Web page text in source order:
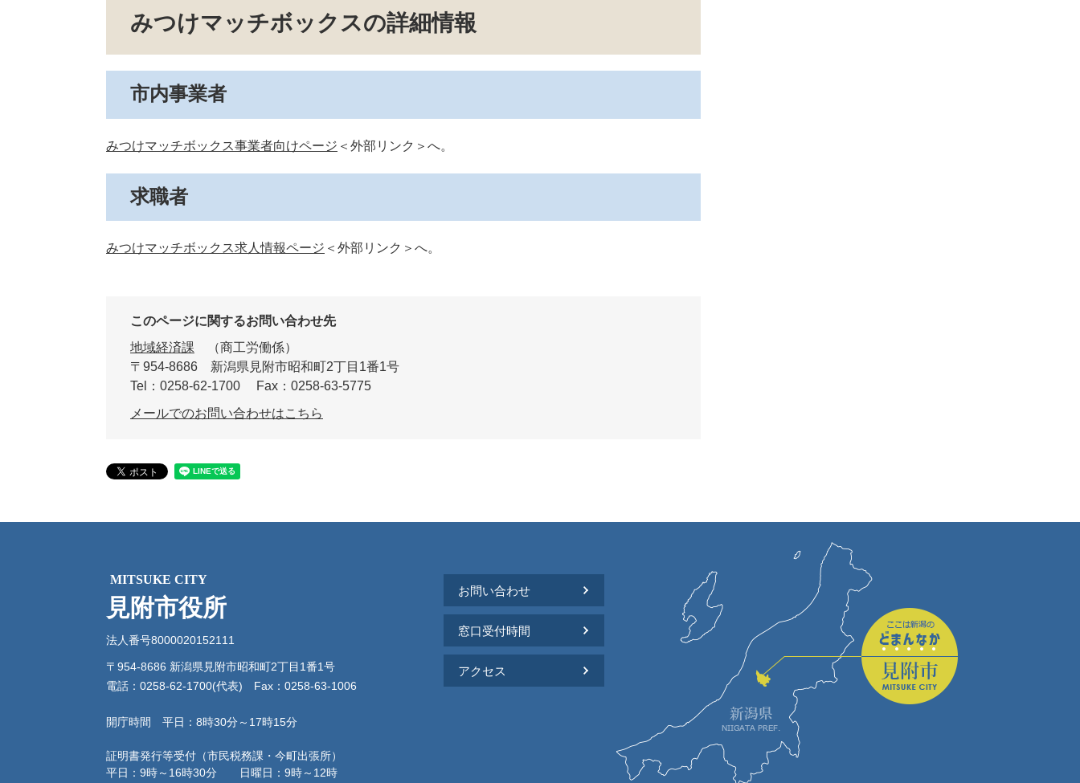
みつけマッチボックスの詳細情報
市内事業者
みつけマッチボックス事業者向けページ ＜外部リンク＞ へ。
求職者
みつけマッチボックス求人情報ページ ＜外部リンク＞ へ。
このページに関するお問い合わせ先
地域経済課
商工労働係
〒954-8686
新潟県見附市昭和町2丁目1番1号
Tel：0258-62-1700
Fax：0258-63-5775
メールでのお問い合わせはこちら
MITSUKE CITY
見附市役所
法人番号8000020152111
〒954-8686 新潟県見附市昭和町2丁目1番1号
電話：0258-62-1700(代表) Fax：0258-63-1006
開庁時間 平日：8時30分～17時15分
証明書発行等受付（市民税務課・今町出張所）
平日：9時～16時30分 日曜日：9時～12時
お問い合わせ
窓口受付時間
アクセス